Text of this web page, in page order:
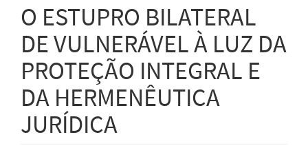
O ESTUPRO BILATERAL
DE VULNERÁVEL À LUZ DA
PROTEÇÃO INTEGRAL E
DA HERMENÊUTICA
JURÍDICA